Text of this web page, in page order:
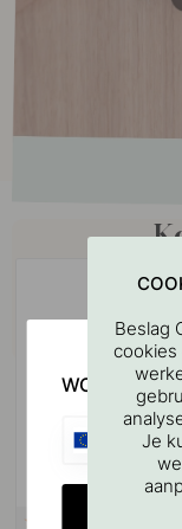
Beslag
cookies
Je
WOULD YOU